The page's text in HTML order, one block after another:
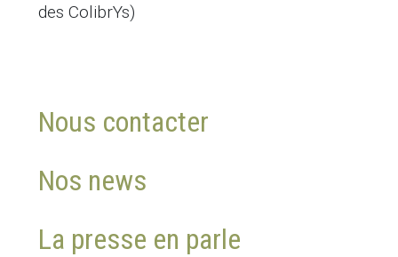
des ColibrYs)
Nous contacter
Nos news
La presse en parle